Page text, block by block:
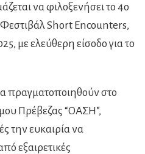
να φιλοξενήσει το 4ο
Short Encounters,
με ελεύθερη είσοδο για το
πραγματοποιηθούν στο
Πρέβεζας “ΟΑΣΗ”,
την ευκαιρία να
εξαιρετικές